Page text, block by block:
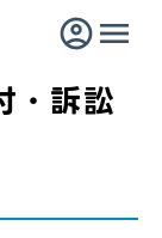
・訴訟